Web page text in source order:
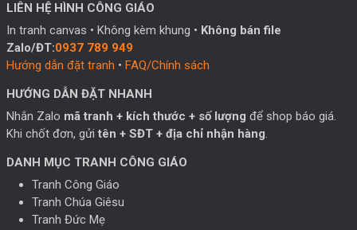
LIÊN HỆ HÌNH CÔNG GIÁO
In tranh canvas • Không kèm khung • Không bán file
Zalo/ĐT:0937 789 949
Hướng dẫn đặt tranh • FAQ/Chính sách
HƯỚNG DẪN ĐẶT NHANH
Nhắn Zalo mã tranh + kích thước + số lượng để shop báo giá.
Khi chốt đơn, gửi tên + SĐT + địa chỉ nhận hàng.
DANH MỤC TRANH CÔNG GIÁO
Tranh Công Giáo
Tranh Chúa Giêsu
Tranh Đức Mẹ